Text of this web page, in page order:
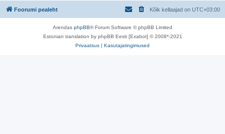
Foorumi pealeht Kõik kellaajad on UTC+03:00
Arendas phpBB® Forum Software © phpBB Limited
Estonian translation by phpBB Eesti [Exabot] © 2008*-2021
Privaatsus | Kasutajatingimused